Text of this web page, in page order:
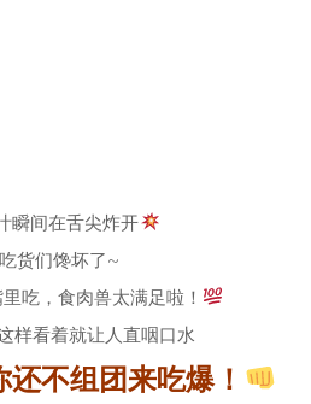
瞬间在舌尖炸开
货们馋坏了~
吃，食肉兽太满足啦！
样看着就让人直咽口水
不组团来吃爆！